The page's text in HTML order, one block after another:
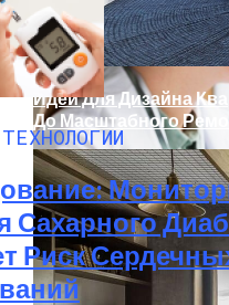
Идеи Для Дизайна
До Масштабного
Сахарного
Риск